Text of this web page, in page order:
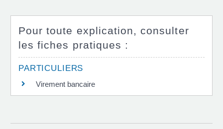
Pour toute explication, consulter
les fiches pratiques :
PARTICULIERS
Virement bancaire